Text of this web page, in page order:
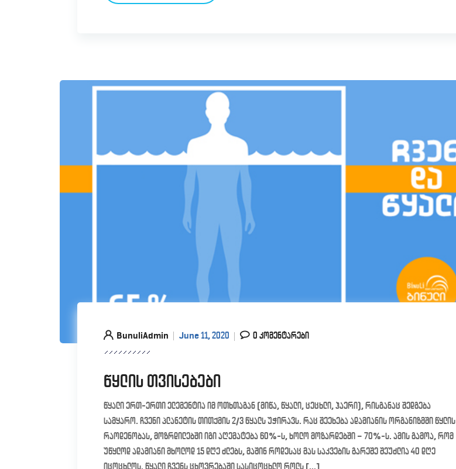
BunuliAdmin June 11, 2020 0 კომენტარები
წყლის თვისებები
წყალი ერთ-ერთი ელემენტია იმ ოთხთაგან (მიწა, წყალი, ცეცხლი, ჰაერი), რისგანაც შედგება
სამყარო. ჩვენი პლანეტის თითქმის 2/3 წყალს უჭირავს. რაც შეეხება ადამიანის ორგანიზმში წყლის
რაოდენობას, მოზრდილებში იგი აღემატება 60%-ს, ხოლო მოზარდებში – 70%-ს. ამის გამოა, რომ
უწყლოდ ადამიანი მხოლოდ 15 დღე ძლებს, მაშინ როდესაც მას საკვების გარეშე შეუძლია 40 დღე
იცოცხლოს. წყალი ჩვენს ცხოვრებაში სასიცოცხლო როლს […]